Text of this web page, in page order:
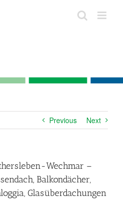
Previous Next
Wechmar –
Balkondächer,
Glasüberdachungen